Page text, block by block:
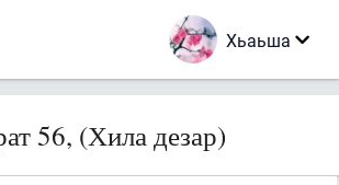
Хьаьша
56, (Хила дезар)